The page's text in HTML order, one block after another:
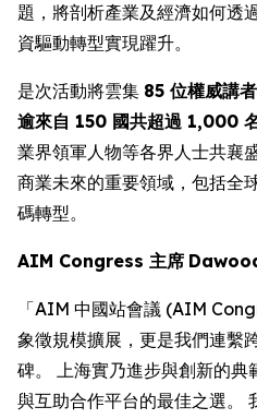
題，將剖析產業及經濟如何透
資驅動轉型實現躍升。
是次活動將雲集 85 位權威講者
逾來自 150 國共超過 1,000
業界領軍人物等各界人士共襄
商業未來的重要領域，包括全
碼轉型。
AIM Congress 主席
「AIM 中國站會議 (AIM
象徵規模擴展，更是我們連繫
碑。 上海實乃進步與創新的
與互助合作平台的最佳之選。